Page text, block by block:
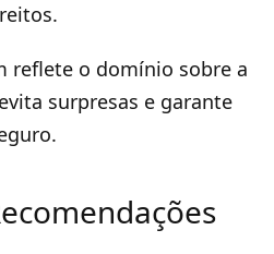
reflete o domínio sobre a
surpresas e garante